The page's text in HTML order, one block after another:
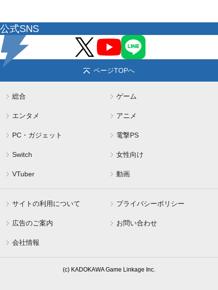
公式SNS
ページTOPへ
総合 ゲーム
エンタメ アニメ
PC・ガジェット 電撃PS
Switch 女性向け
VTuber 動画
サイトの利用について プライバシーポリシー
広告のご案内 お問い合わせ
会社情報
(c) KADOKAWA Game Linkage Inc.